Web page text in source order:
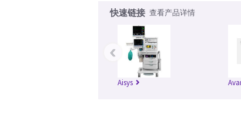
快速链接 查看产品详情
Aisys
‹